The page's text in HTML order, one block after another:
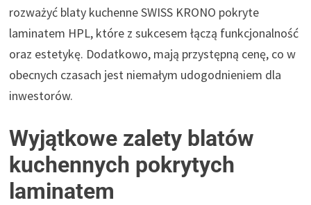
rozważyć blaty kuchenne SWISS KRONO pokryte
laminatem HPL, które z sukcesem łączą funkcjonalność
oraz estetykę. Dodatkowo, mają przystępną cenę, co w
obecnych czasach jest niemałym udogodnieniem dla
inwestorów.
Wyjątkowe zalety blatów
kuchennych pokrytych
laminatem